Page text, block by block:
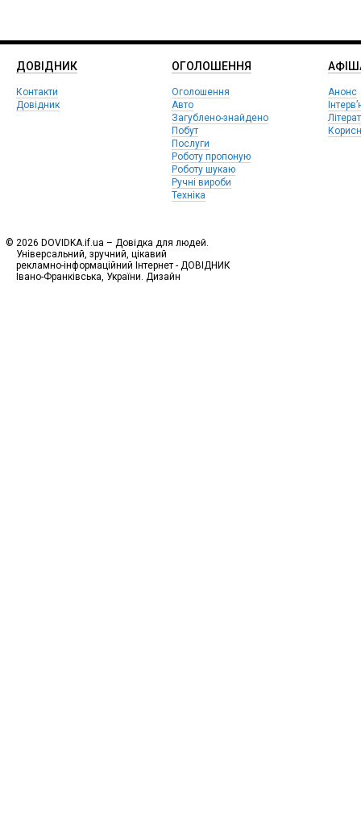
ДОВІДНИК
Контакти
Довідник
ОГОЛОШЕННЯ
Оголошення
Авто
Загублено-знайдено
Побут
Послуги
Роботу пропоную
Роботу шукаю
Ручні вироби
Техніка
Анонс
© 2026 DOVIDKA.if.ua – Довідка для людей.
Універсальний, зручний, цікавий
рекламно-інформаційний Інтернет - ДОВІДНИК
Івано-Франківська, України. Дизайн